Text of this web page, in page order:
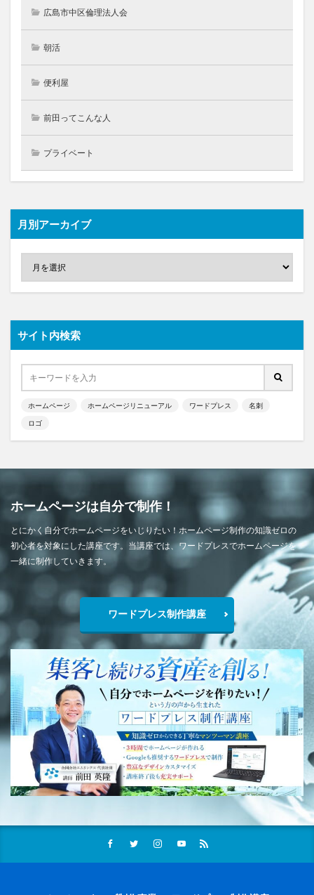
広島市中区倫理法人会
朝活
便利屋
前田ってこんな人
プライベート
月別アーカイブ
サイト内検索
ホームページ ホームページリニューアル ワードプレス 名刺
ロゴ
ホームページは自分で制作！
とにかく自分でホームページをいじりたい！ホームページ制作の知識ゼロの
初心者を対象にした講座です。当講座では、ワードプレスでホームページを
一緒に制作していきます。
ワードプレス制作講座